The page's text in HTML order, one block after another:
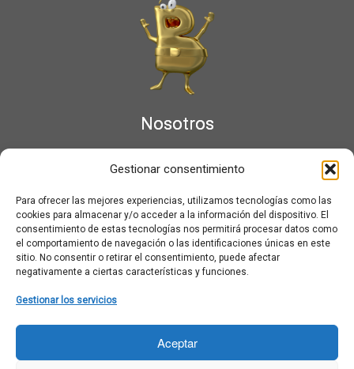
Gestionar consentimiento
Para ofrecer las mejores experiencias, utilizamos tecnologías como las
cookies para almacenar y/o acceder a la información del dispositivo. El
consentimiento de estas tecnologías nos permitirá procesar datos como
el comportamiento de navegación o las identificaciones únicas en este
sitio. No consentir o retirar el consentimiento, puede afectar
negativamente a ciertas características y funciones.
Gestionar los servicios
Aceptar
Nosotros
Aviso legal
Más información sobre las cookies
Noticias al correo
Política de cookies
Política de cookies (UE)
Política de privacidad
Ponte en contacto con nosotros
Buscar: